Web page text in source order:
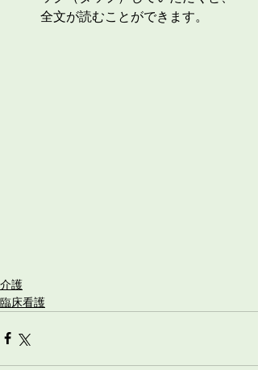
全文が読むことができます。
介護
臨床看護